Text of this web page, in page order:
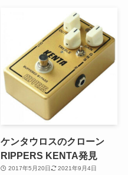
ケンタウロスのクローン
RIPPERS KENTA発見
2017年5月20日
2021年9月4日